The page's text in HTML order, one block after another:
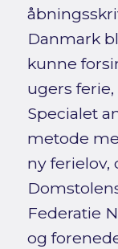
Danmark
kunne
ugers
Specialet
metode
ny ferielov,
Federatie
og